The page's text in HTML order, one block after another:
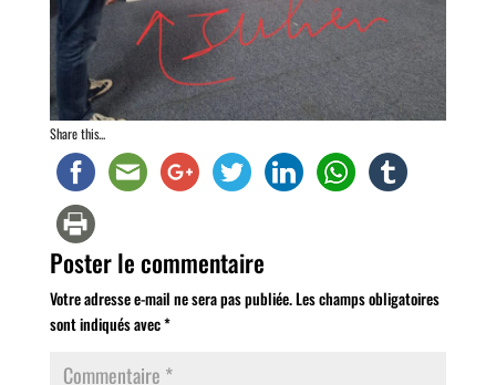
Share this...
Poster le commentaire
Votre adresse e-mail ne sera pas publiée.Les champs obligatoires
sont indiqués avec*